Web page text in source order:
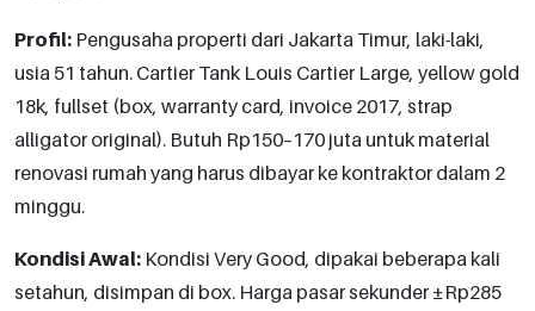
Profil: Pengusaha properti dari Jakarta Timur, laki-laki,
usia 51 tahun. Cartier Tank Louis Cartier Large, yellow gold
18k, fullset (box, warranty card, invoice 2017, strap
alligator original). Butuh Rp150–170 juta untuk material
renovasi rumah yang harus dibayar ke kontraktor dalam 2
minggu.
Kondisi Awal: Kondisi Very Good, dipakai beberapa kali
setahun, disimpan di box. Harga pasar sekunder ±Rp285